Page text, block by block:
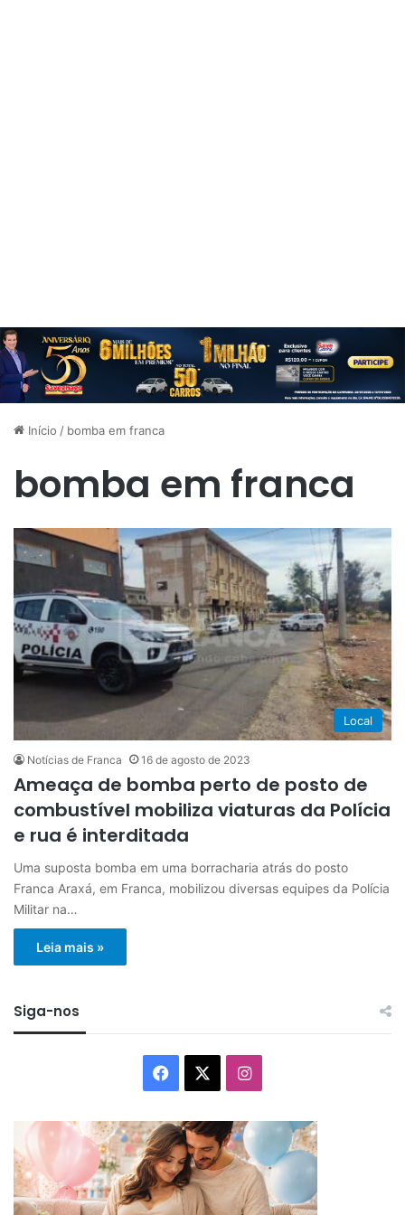
Início / bomba em franca
bomba em franca
Local
Notícias de Franca 16 de agosto de 2023
Ameaça de bomba perto de posto de
combustível mobiliza viaturas da Polícia
e rua é interditada
Uma suposta bomba em uma borracharia atrás do posto
Franca Araxá, em Franca, mobilizou diversas equipes da Polícia
Militar na…
Leia mais »
Siga-nos
Facebook Instagram